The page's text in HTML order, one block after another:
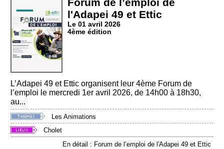
Forum de l’emploi de
l'Adapei 49 et Ettic
Le 01 avril 2026
4ème édition
L’Adapei 49 et Ettic organisent leur 4ème Forum de
l’emploi le mercredi 1er avril 2026, de 14h00 à 18h30,
au...
Les Animations
Cholet
En détail : Forum de l’emploi de l'Adapei 49 et Ettic